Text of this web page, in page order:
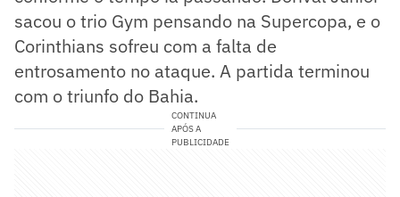
sacou o trio Gym pensando na Supercopa, e o
Corinthians sofreu com a falta de
entrosamento no ataque. A partida terminou
com o triunfo do Bahia.
CONTINUA
APÓS A
PUBLICIDADE